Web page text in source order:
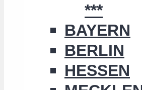
***
BAYERN
BERLIN
HESSEN